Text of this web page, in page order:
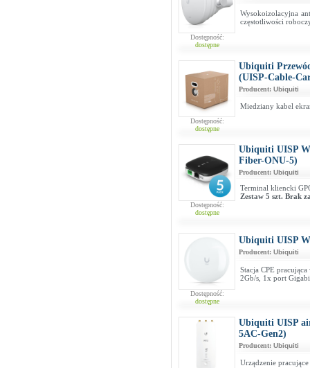
Dostępność:
dostępne
Wysokoizolacyjna
częstotliwości
Dostępność:
dostępne
Ubiquiti
(UISP-Cable-
Producent: Ubiquiti
Miedziany kabel
Dostępność:
dostępne
Ubiquiti UISP
Fiber-ONU-5)
Producent: Ubiquiti
Terminal kliencki
Zestaw 5 szt. Brak
Dostępność:
dostępne
Ubiquiti UISP
Producent: Ubiquiti
Stacja CPE
2Gb/s, 1x port
Ubiquiti UISP
5AC-Gen2)
Producent: Ubiquiti
Urządzenie